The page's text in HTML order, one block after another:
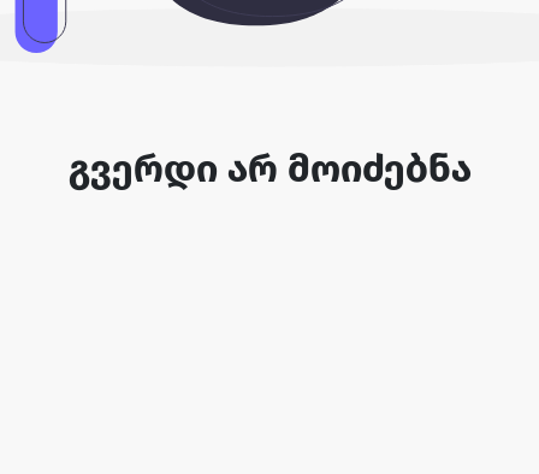
გვერდი არ მოიძებნა